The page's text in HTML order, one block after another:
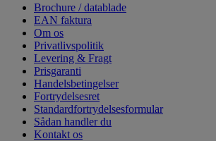
Brochure / datablade
EAN faktura
Om os
Privatlivspolitik
Levering & Fragt
Prisgaranti
Handelsbetingelser
Fortrydelsesret
Standardfortrydelsesformular
Sådan handler du
Kontakt os